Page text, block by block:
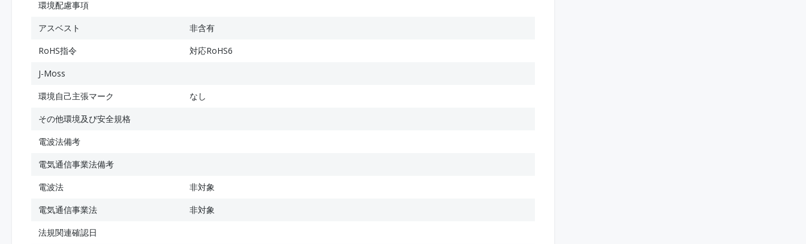
環境配慮事項
アスベスト
非含有
RoHS指令
対応RoHS6
J-Moss
環境自己主張マーク
なし
その他環境及び安全規格
電波法備考
電気通信事業法備考
電波法
非対象
電気通信事業法
非対象
法規関連確認日